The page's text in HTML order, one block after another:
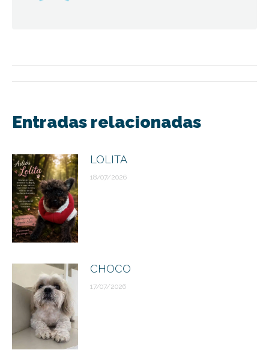
Navegación
entre
Entradas relacionadas
LOLITA
18/07/2026
CHOCO
17/07/2026